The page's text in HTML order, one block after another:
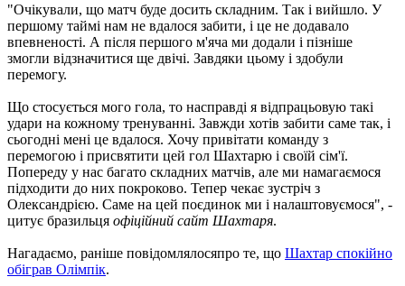
"Очікували, що матч буде досить складним. Так і вийшло. У
першому таймі нам не вдалося забити, і це не додавало
впевненості. А після першого м'яча ми додали і пізніше
змогли відзначитися ще двічі. Завдяки цьому і здобули
перемогу.
Що стосується мого гола, то насправді я відпрацьовую такі
удари на кожному тренуванні. Завжди хотів забити саме так, і
сьогодні мені це вдалося. Хочу привітати команду з
перемогою і присвятити цей гол Шахтарю і своїй сім'ї.
Попереду у нас багато складних матчів, але ми намагаємося
підходити до них покроково. Тепер чекає зустріч з
Олександрією. Саме на цей поєдинок ми і налаштовуємося", -
цитує бразильця офіційний сайт Шахтаря.
Нагадаємо, раніше повідомлялосяпро те, що Шахтар спокійно
обіграв Олімпік.